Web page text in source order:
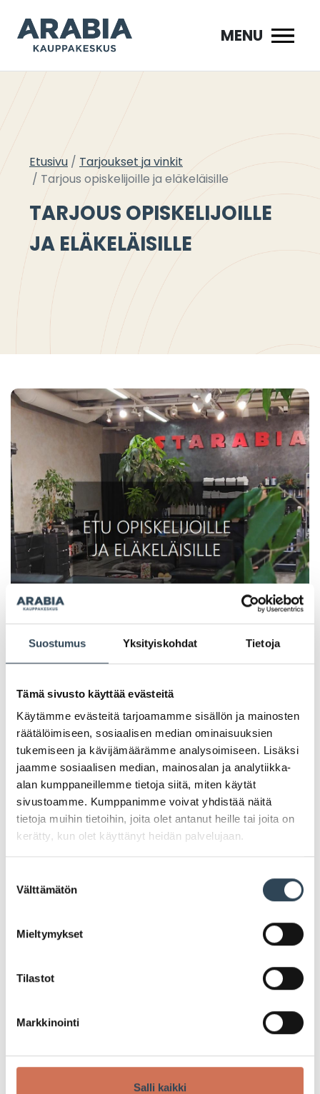
Suostumus Yksityiskohdat Tietoja
Tämä sivusto käyttää evästeitä
Käytämme evästeitä tarjoamamme sisällön ja mainosten
räätälöimiseen, sosiaalisen median ominaisuuksien
tukemiseen ja kävijämäärämme analysoimiseen. Lisäksi
jaamme sosiaalisen median, mainosalan ja analytiikka-
alan kumppaneillemme tietoja siitä, miten käytät
sivustoamme. Kumppanimme voivat yhdistää näitä
tietoja muihin tietoihin, joita olet antanut heille tai joita on
kerätty, kun olet käyttänyt heidän palvelujaan.
valinta
Välttämätön
Mieltymykset
Tilastot
Markkinointi
Salli kaikki
sisältöön
MENU
Etusivu
Tarjoukset ja vinkit
Tarjous opiskelijoille ja eläkeläisille
TARJOUS OPISKELIJOILLE
JA ELÄKELÄISILLE
PAHOITTELUT, TARJOUS EI OLE ENÄÄ VOIMASSA
Tarjous opiskelijoille ja
tuotteista -10% alennuksen.